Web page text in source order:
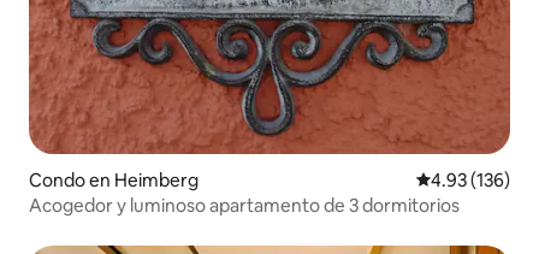
Condo en Heimberg Calificación
4.93 (136)
Acogedor y luminoso apartamento de 3 dormitorios